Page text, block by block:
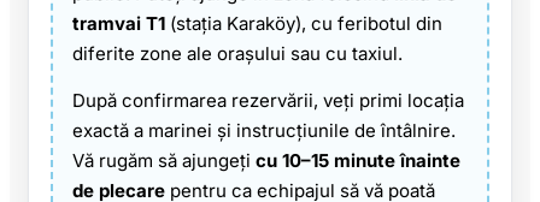
tramvai T1 (stația Karaköy), cu feribotul din
diferite zone ale orașului sau cu taxiul.
După confirmarea rezervării, veți primi locația
exactă a marinei și instrucțiunile de întâlnire.
Vă rugăm să ajungeți cu 10–15 minute înainte
de plecare pentru ca echipajul să vă poată